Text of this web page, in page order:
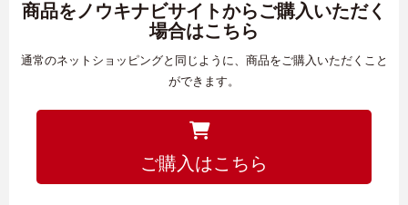
商品をノウキナビサイトからご購入いただく
場合はこちら
通常のネットショッピングと同じように、商品をご購入いただくこと
ができます。
ご購入はこちら